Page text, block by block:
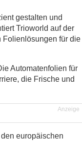
gestalten und
Trioworld auf der
Folienlösungen für die
Automatenfolien für
die Frische und
Anzeige
europäischen